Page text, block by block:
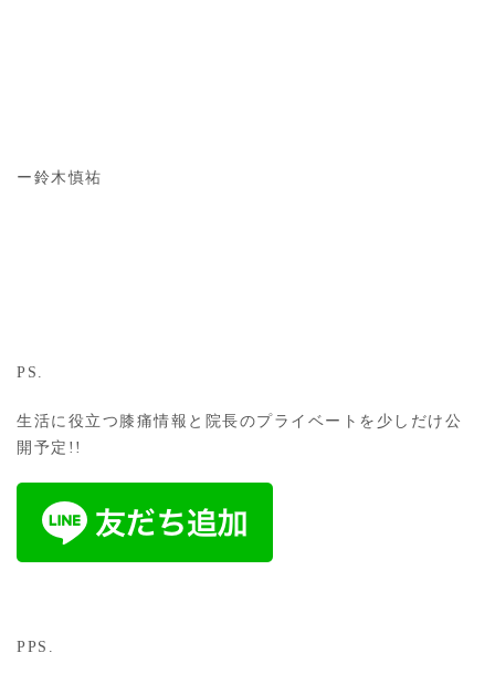
ー鈴木慎祐
PS.
生活に役立つ膝痛情報と院長のプライベートを少しだけ公
開予定!!
PPS.